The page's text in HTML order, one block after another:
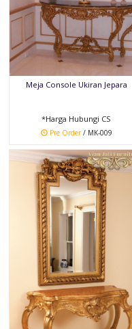
Meja Console Ukiran Jepara
*Harga Hubungi CS
Pre Order/ MK-009